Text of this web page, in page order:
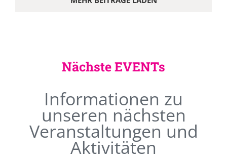
Nächste EVENTs
Informationen zu
unseren nächsten
Veranstaltungen und
Aktivitäten